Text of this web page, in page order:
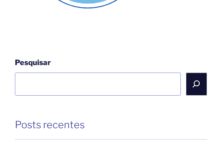
Pesquisar
Posts recentes